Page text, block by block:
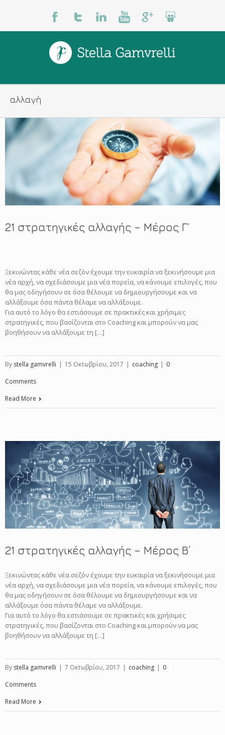
αλλαγή
21 στρατηγικές αλλαγής – Μέρος Γ΄
Ξεκινώντας κάθε νέα σεζόν έχουμε την ευκαιρία να ξεκινήσουμε μια
νέα αρχή, να σχεδιάσουμε μια νέα πορεία, να κάνουμε επιλογές, που
θα μας οδηγήσουν σε όσα θέλουμε να δημιουργήσουμε και να
αλλάξουμε όσα πάντα θέλαμε να αλλάξουμε.
Για αυτό το λόγο θα εστιάσουμε σε πρακτικές και χρήσιμες
στρατηγικές, που βασίζονται στο Coaching και μπορούν να μας
βοηθήσουν να αλλάξουμε τη […]
By stella gamvrelli | 15 Οκτωβρίου, 2017 | coaching | 0
Comments
Read More
21 στρατηγικές αλλαγής – Μέρος B΄
Ξεκινώντας κάθε νέα σεζόν έχουμε την ευκαιρία να ξεκινήσουμε μια
νέα αρχή, να σχεδιάσουμε μια νέα πορεία, να κάνουμε επιλογές, που
θα μας οδηγήσουν σε όσα θέλουμε να δημιουργήσουμε και να
αλλάξουμε όσα πάντα θέλαμε να αλλάξουμε.
Για αυτό το λόγο θα εστιάσουμε σε πρακτικές και χρήσιμες
στρατηγικές, που βασίζονται στο Coaching και μπορούν να μας
βοηθήσουν να αλλάξουμε τη […]
By stella gamvrelli | 7 Οκτωβρίου, 2017 | coaching | 0
Comments
Read More